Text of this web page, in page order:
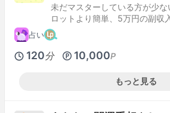
未だマスターしている方が少
ロットより簡単、5万円の副収
占い
120分 10,000P
もっと見る